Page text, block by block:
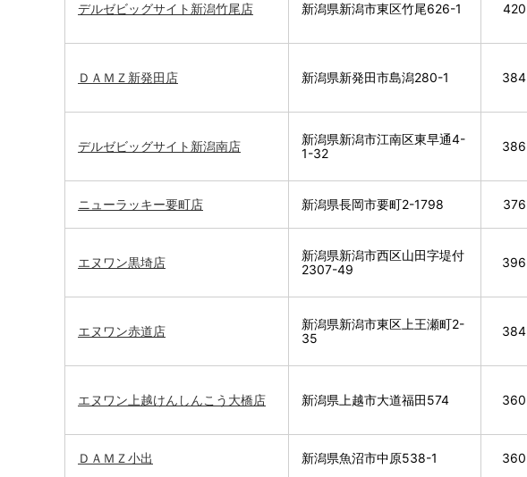
デルゼビッグサイト新潟竹尾店 新潟県新潟市東区竹尾626-1 420
ＤＡＭＺ新発田店 新潟県新発田市島潟280-1 384
デルゼビッグサイト新潟南店
新潟県新潟市江南区東早通4-
1-32
386
ニューラッキー要町店 新潟県長岡市要町2-1798 376
エヌワン黒埼店
新潟県新潟市西区山田字堤付
2307-49
396
エヌワン赤道店
新潟県新潟市東区上王瀬町2-
35
384
エヌワン上越けんしんこう大橋店 新潟県上越市大道福田574 360
ＤＡＭＺ小出 新潟県魚沼市中原538-1 360